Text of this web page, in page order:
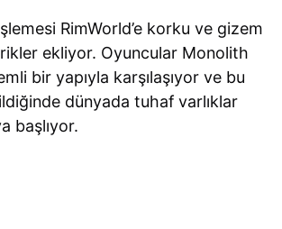
RimWorld’e korku ve gizem
ekliyor. Oyuncular Monolith
bir yapıyla karşılaşıyor ve bu
dünyada tuhaf varlıklar
başlıyor.